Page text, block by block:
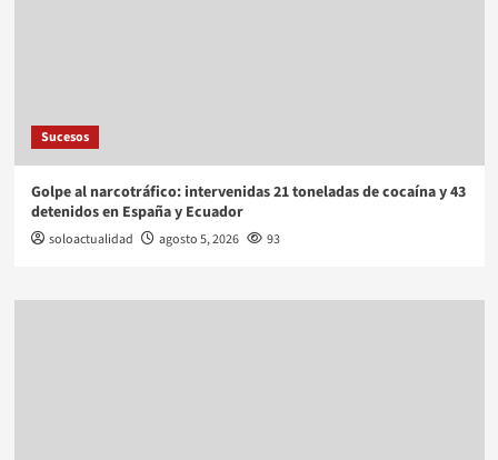
Sucesos
Golpe al narcotráfico: intervenidas 21 toneladas de cocaína y 43
detenidos en España y Ecuador
soloactualidad agosto 5, 2026 93